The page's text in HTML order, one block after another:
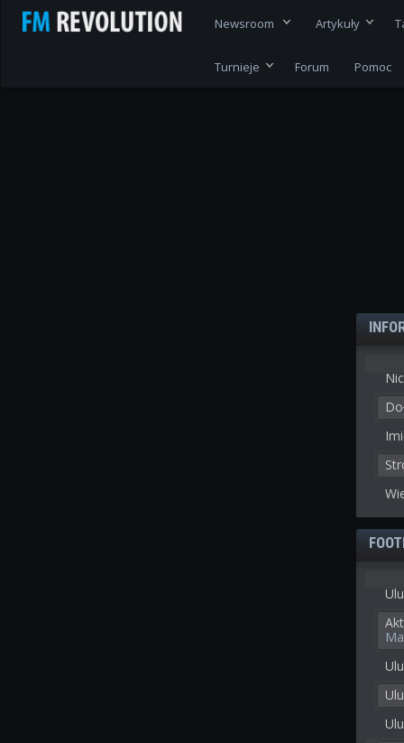
Newsroom Artykuły
Turnieje Forum Pomoc